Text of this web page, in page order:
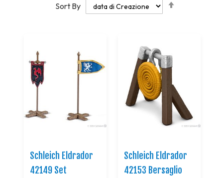
Sort By
Schleich Eldrador
42149 Set
Schleich Eldrador
42153 Bersaglio